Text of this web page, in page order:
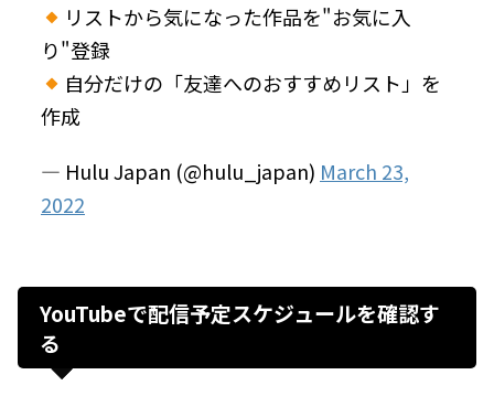
リストから気になった作品を"お気に入
り"登録
自分だけの「友達へのおすすめリスト」を
作成
— Hulu Japan (@hulu_japan) March 23,
2022
YouTubeで配信予定スケジュールを確認す
る